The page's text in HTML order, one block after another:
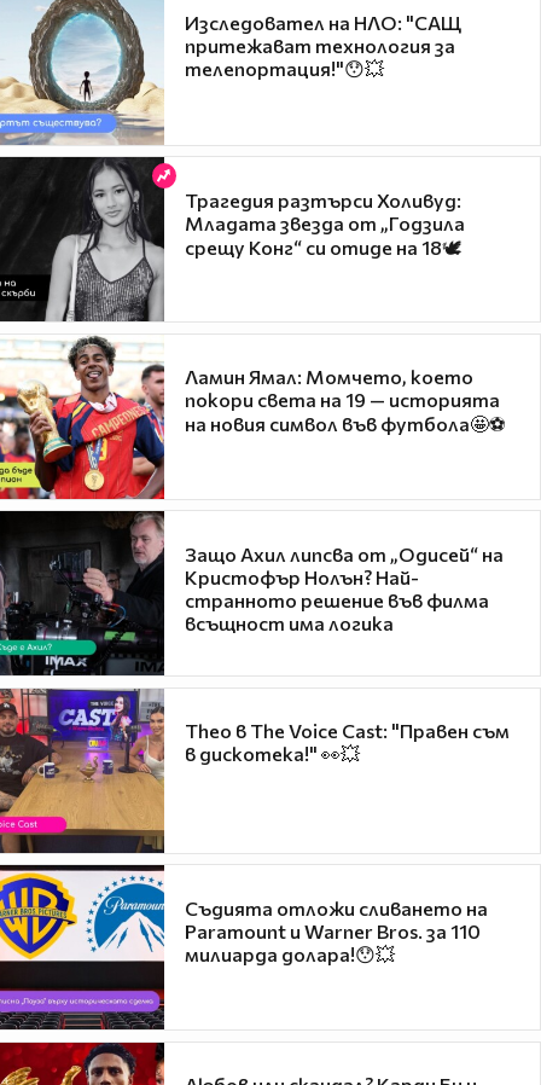
Изследовател на НЛО: "САЩ
притежават технология за
телепортация!"😯💥
Трагедия разтърси Холивуд:
Младата звезда от „Годзила
срещу Конг“ си отиде на 18🕊️
Ламин Ямал: Момчето, което
покори света на 19 — историята
на новия символ във футбола🤩⚽
Защо Ахил липсва от „Одисей“ на
Кристофър Нолън? Най-
странното решение във филма
всъщност има логика
Theo в The Voice Cast: "Правен съм
в дискотека!" 👀💥
Съдията отложи сливането на
Paramount и Warner Bros. за 110
милиарда долара!😯💥